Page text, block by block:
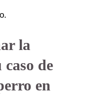
la
de
en